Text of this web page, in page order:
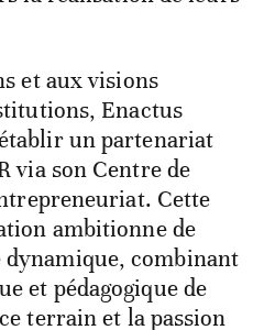
et aux visions
Enactus
un partenariat
via son Centre de
Cette
ambitionne de
dynamique, combinant
et pédagogique de
terrain et la passion